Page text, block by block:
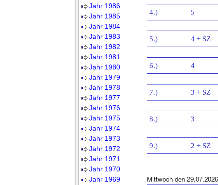
Jahr 1986
Jahr 1985
Jahr 1984
Jahr 1983
Jahr 1982
Jahr 1981
Jahr 1980
Jahr 1979
Jahr 1978
Jahr 1977
Jahr 1976
Jahr 1975
Jahr 1974
Jahr 1973
Jahr 1972
Jahr 1971
Jahr 1970
Jahr 1969
4.) 5
5.) 4 + SZ
6.) 4
7.) 3 + SZ
8.) 3
9.) 2 + SZ
Mittwoch den 29.07.2026